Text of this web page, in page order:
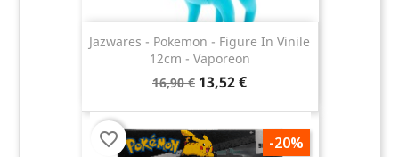
Jazwares - Pokemon - Figure In Vinile
12cm - Vaporeon
16,90 € 13,52 €
-20%
favorite_border